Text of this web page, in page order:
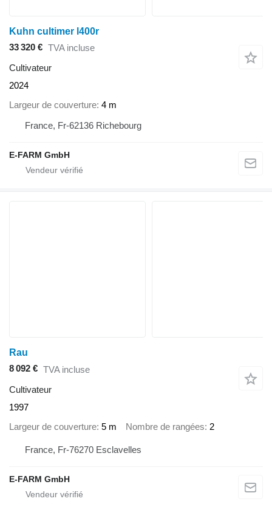
Kuhn cultimer l400r
33 320 € TVA incluse
Cultivateur
2024
Largeur de couverture 4 m
France, Fr-62136 Richebourg
E-FARM GmbH
Rau
8 092 € TVA incluse
Cultivateur
1997
Largeur de couverture 5 m Nombre de rangées 2
France, Fr-76270 Esclavelles
E-FARM GmbH